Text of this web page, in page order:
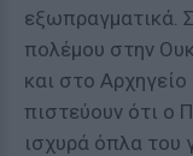
εξωπραγματικά.
πολέμου στην
και στο
πιστεύουν ότι ο
ισχυρά όπλα του